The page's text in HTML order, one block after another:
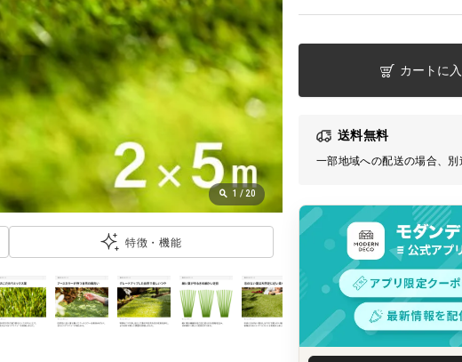
カートに
送料無料
一部地域への配送の場合、別
1 / 20
特徴・機能